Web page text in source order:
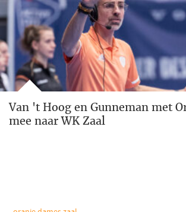
Van 't Hoog en Gunneman met
mee naar WK Zaal